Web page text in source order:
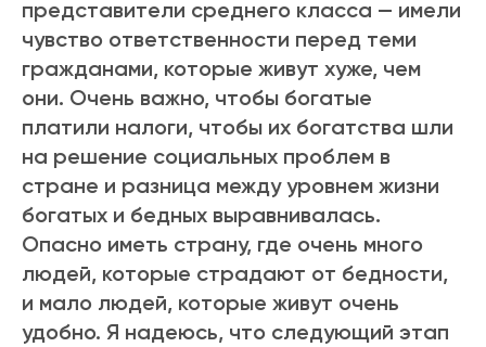
представители среднего класса — имели
чувство ответственности перед теми
гражданами, которые живут хуже, чем
они. Очень важно, чтобы богатые
платили налоги, чтобы их богатства шли
на решение социальных проблем в
стране и разница между уровнем жизни
богатых и бедных выравнивалась.
Опасно иметь страну, где очень много
людей, которые страдают от бедности,
и мало людей, которые живут очень
удобно. Я надеюсь, что следующий этап